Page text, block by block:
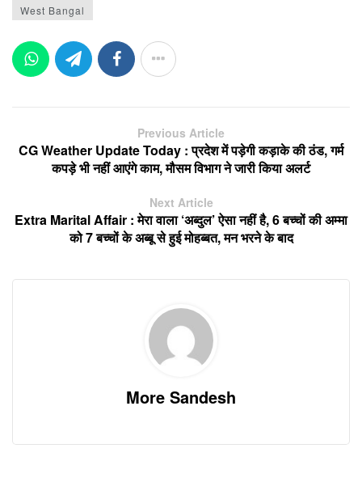
West Bangal
Previous Article
CG Weather Update Today : प्रदेश में पड़ेगी कड़ाके की ठंड, गर्म
कपड़े भी नहीं आएंगे काम, मौसम विभाग ने जारी किया अलर्ट
Next Article
Extra Marital Affair : मेरा वाला ‘अब्दुल’ ऐसा नहीं है, 6 बच्चों की अम्मा
को 7 बच्चों के अब्बू से हुई मोहब्बत, मन भरने के बाद
More Sandesh